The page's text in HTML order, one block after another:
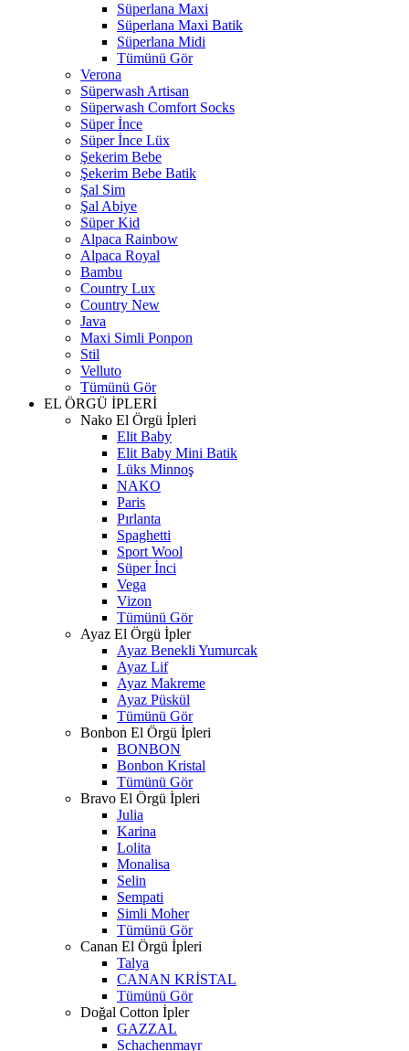
Süperlana Maxi
Süperlana Maxi Batik
Süperlana Midi
Tümünü Gör
Verona
Süperwash Artisan
Süperwash Comfort Socks
Süper İnce
Süper İnce Lüx
Şekerim Bebe
Şekerim Bebe Batik
Şal Sim
Şal Abiye
Süper Kid
Alpaca Rainbow
Alpaca Royal
Bambu
Country Lux
Country New
Java
Maxi Simli Ponpon
Stil
Velluto
Tümünü Gör
EL ÖRGÜ İPLERİ
Nako El Örgü İpleri
Elit Baby
Elit Baby Mini Batik
Lüks Minnoş
NAKO
Paris
Pırlanta
Spaghetti
Sport Wool
Süper İnci
Vega
Vizon
Tümünü Gör
Ayaz El Örgü İpler
Ayaz Benekli Yumurcak
Ayaz Lif
Ayaz Makreme
Ayaz Püskül
Tümünü Gör
Bonbon El Örgü İpleri
BONBON
Bonbon Kristal
Tümünü Gör
Bravo El Örgü İpleri
Julia
Karina
Lolita
Monalisa
Selin
Sempati
Simli Moher
Tümünü Gör
Canan El Örgü İpleri
Talya
CANAN KRİSTAL
Tümünü Gör
Doğal Cotton İpler
GAZZAL
Schachenmayr